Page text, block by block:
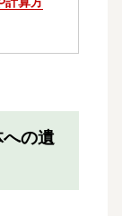
の遺